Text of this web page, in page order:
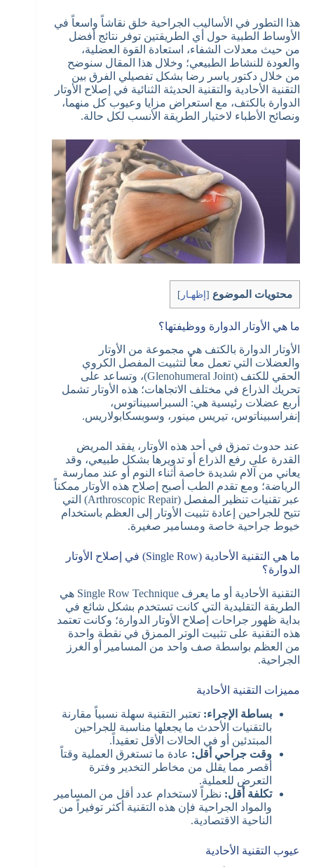
هذا التطور في الأساليب الجراحية خلق نقاشاً واسعاً في
الأوساط الطبية حول أي الطريقتين توفر نتائج أفضل
من حيث معدلات الشفاء، استعادة القوة العضلية،
والعودة للنشاط الطبيعي؛ وخلال هذا المقال سنوضح
من خلال دكتور ياسر رضا بشكل تفصيلي الفرق بين
التقنية الأحادية والتقنية الحديثة الثنائية في إصلاح الأوتار
الدوارة بالكتف، مع استعراض مزايا وعيوب كل منهما،
ونصائح الأطباء لاختيار الطريقة الأنسب لكل حالة.
محتويات الموضوع [ إظهـار ]
ما هي الأوتار الدوارة ووظيفتها؟
الأوتار الدوارة بالكتف هي مجموعة من الأوتار
والعضلات التي تعمل معاً لتثبيت المفصل الكروي
الحقي للكتف (Glenohumeral Joint)، وتساعد على
تحريك الذراع في مختلف الاتجاهات؛ هذه الأوتار تشمل
أربع عضلات رئيسية هي: السبراسبيناتوس،
إنفراسبيناتوس، تيريس مينور، وسوبسكابولاريس.
عند حدوث تمزق في أحد هذه الأوتار، يفقد المريض
القدرة على رفع الذراع أو تدويرها بشكل طبيعي، وقد
يعاني من آلام شديدة خاصة أثناء النوم أو عند ممارسة
الرياضة؛ ومع تقدم الطب أصبح إصلاح هذه الأوتار ممكناً
عبر تقنيات تنظير المفصل (Arthroscopic Repair) التي
تتيح للجراحين إعادة تثبيت الأوتار إلى العظم باستخدام
خيوط جراحية خاصة ومسامير صغيرة.
ما هي التقنية الأحادية (Single Row) في إصلاح الأوتار
الدوارة؟
التقنية الأحادية أو ما يعرف Single Row Technique هي
الطريقة التقليدية التي كانت تستخدم بشكل شائع في
بداية ظهور جراحات إصلاح الأوتار الدوارة؛ وكانت تعتمد
هذه التقنية على تثبيت الوتر الممزق في نقطة واحدة
من العظم بواسطة صف واحد من المسامير أو الغرز
الجراحية.
مميزات التقنية الأحادية
بساطة الإجراء: تعتبر التقنية سهلة نسبياً مقارنة
بالتقنيات الأحدث ما يجعلها مناسبة للجراحين
المبتدئين أو في الحالات الأقل تعقيداً.
وقت جراحي أقل: عادة ما تستغرق العملية وقتاً
أقصر مما يقلل من مخاطر التخدير وفترة
التعرض للعملية.
تكلفة أقل: نظراً لاستخدام عدد أقل من المسامير
والمواد الجراحية فإن هذه التقنية أكثر توفيراً من
الناحية الاقتصادية.
عيوب التقنية الأحادية